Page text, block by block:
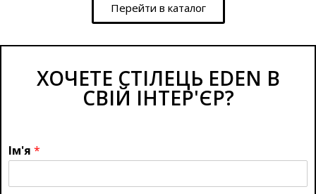
Перейти в каталог
ХОЧЕТЕ СТІЛЕЦЬ EDEN В
СВІЙ ІНТЕР'ЄР?
Ім'я *